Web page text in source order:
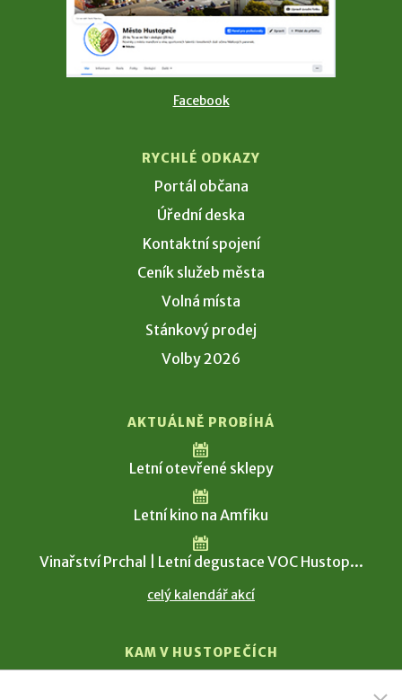
Facebook
RYCHLÉ ODKAZY
Portál občana
Úřední deska
Kontaktní spojení
Ceník služeb města
Volná místa
Stánkový prodej
Volby 2026
AKTUÁLNĚ PROBÍHÁ
Letní otevřené sklepy
Letní kino na Amfiku
Vinařství Prchal | Letní degustace VOC Hustop...
celý kalendář akcí
KAM V HUSTOPEČÍCH